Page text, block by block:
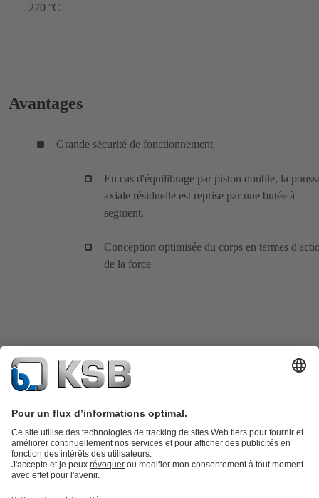
270 °C
Avantages
Grande sécurité de fonctionnement
En cas d'équilibrage par piston double, la
axiale résiduelle est reprise par une butée à
segment.
Conception optimisée du corps en termes
de la force